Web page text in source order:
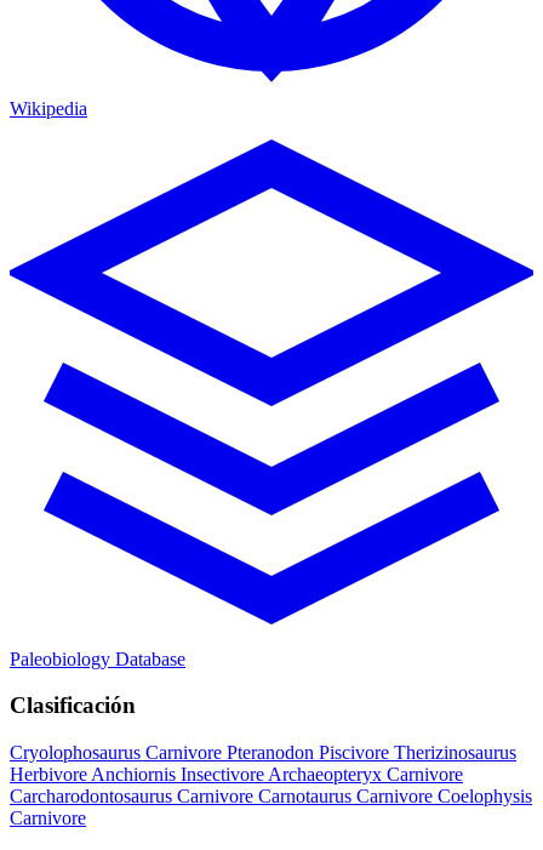
Wikipedia
Paleobiology Database
Clasificación
Cryolophosaurus Carnivore Pteranodon Piscivore Therizinosaurus
Herbivore Anchiornis Insectivore Archaeopteryx Carnivore
Carcharodontosaurus Carnivore Carnotaurus Carnivore Coelophysis
Carnivore